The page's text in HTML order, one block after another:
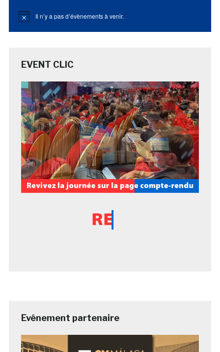
Notice Il n’y a pas d’évènements à venir.
EVENT CLIC
Evénement partenaire